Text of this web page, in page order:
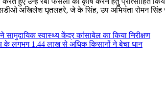
अखिलेश घृतलहरे, जे के सिंह, उप अभियंता रोमन
स्वास्थ्य केंद्र कांसाबेल का किया निरीक्षण
के लगभग 1.44 लाख से अधिक किसानों ने बेचा धान